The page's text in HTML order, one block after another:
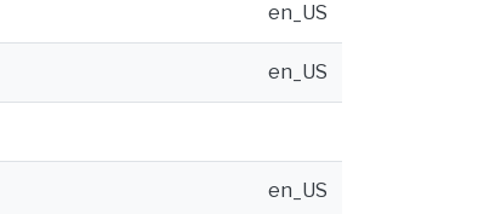
en_US
en_US
en_US